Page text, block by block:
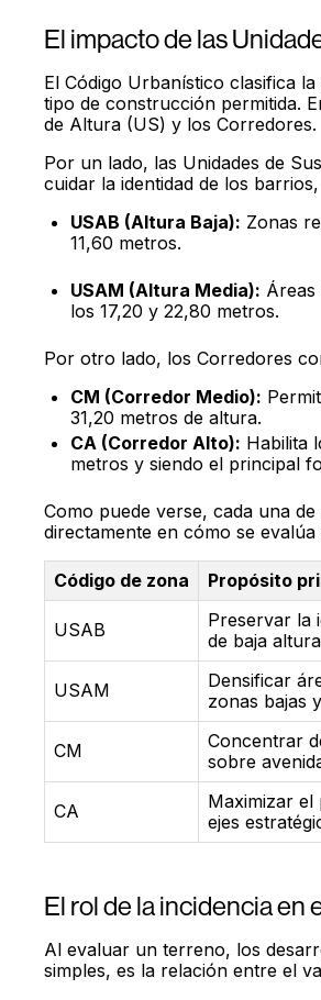
El impacto de las
El Código Urbanístico clasifica
tipo de construcción permitida.
de Altura (US) y los Corredores.
Por un lado, las Unidades de
cuidar la identidad de los
USAB (Altura Baja): Zonas
11,60 metros.
USAM (Altura Media):
los 17,20 y 22,80 metros.
Por otro lado, los Corredores
CM (Corredor Medio):
31,20 metros de altura.
CA (Corredor Alto): Habilita
metros y siendo el principal
Como puede verse, cada una
directamente en cómo se
Código de zona Propósito
USAB
Preservar la
de baja
USAM
Densificar
zonas bajas
CM
Concentrar
sobre
CA
Maximizar
ejes
El rol de la incidencia en
Al evaluar un terreno, los
simples, es la relación entre el